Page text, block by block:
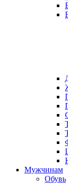
Мужчинам
Обувь